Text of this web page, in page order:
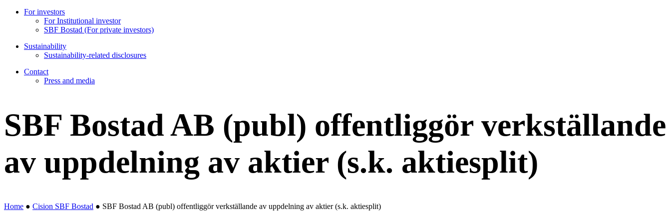
For investors
For Institutional investor
SBF Bostad (For private investors)
Sustainability
Sustainability-related disclosures
Contact
Press and media
SBF Bostad AB (publ) offentliggör verkställande
av uppdelning av aktier (s.k. aktiesplit)
Home ● Cision SBF Bostad ● SBF Bostad AB (publ) offentliggör verkställande av uppdelning av aktier (s.k. aktiesplit)